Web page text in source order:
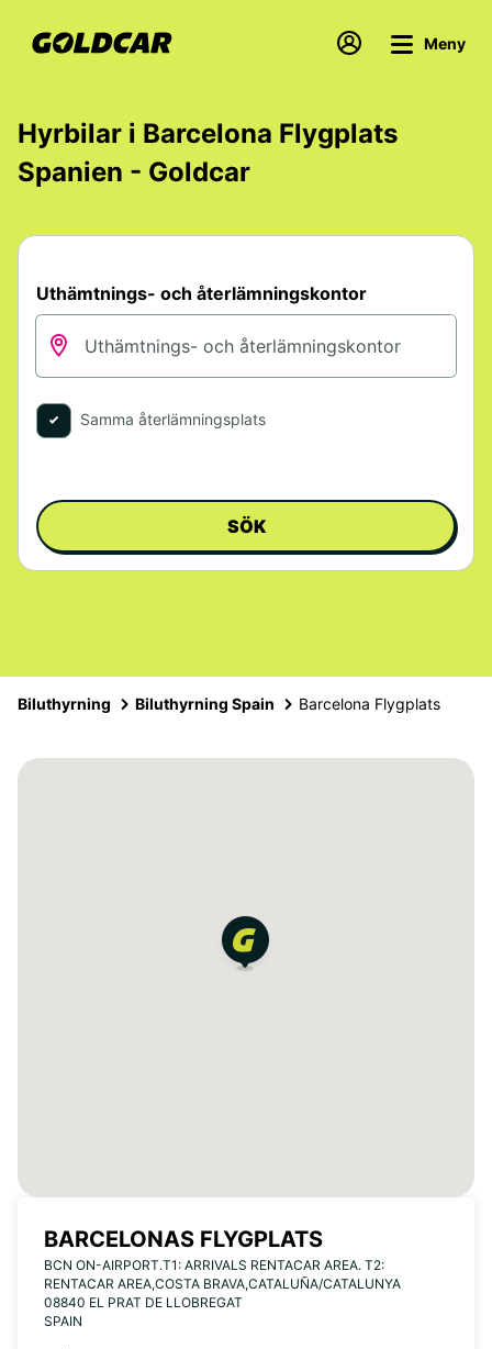
Meny
Hyrbilar i Barcelona Flygplats
Spanien - Goldcar
Uthämtnings- och återlämningskontor
Samma återlämningsplats
SÖK
Biluthyrning Biluthyrning Spain Barcelona Flygplats
BARCELONAS FLYGPLATS
BCN ON-AIRPORT.T1: ARRIVALS RENTACAR AREA. T2:
RENTACAR AREA,COSTA BRAVA,CATALUÑA/CATALUNYA
08840 EL PRAT DE LLOBREGAT
SPAIN